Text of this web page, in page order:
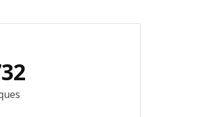
total d'avis: 1732